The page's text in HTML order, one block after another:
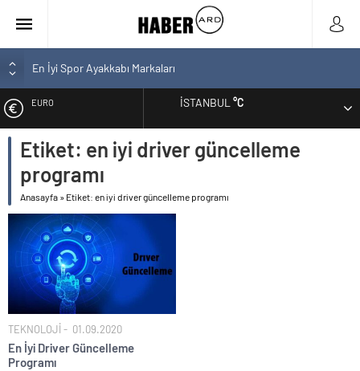
En İyi Spor Ayakkabı Markaları
Bozcaada En İyi Otel Hangisi? Tam Liste Sizlerle
En İyi Biotin Hapı Markaları Tam Listesi
En İyi Kargo Firması
EURO
ALTIN
BIST
DOLAR
İSTANBUL°C
Etiket: en iyi driver güncelleme
programı
Anasayfa » Etiket: en iyi driver güncelleme programı
TEKNOLOJİ 01.09.2020
En İyi Driver Güncelleme
Programı